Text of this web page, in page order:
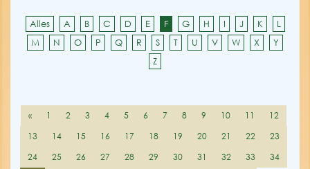
Alles A B C D E F G H I J K
L
M
N O P Q R S T U V W X
Y
Z
« 1 2 3 4 5 6 7 8 9 10 11
12
13
14 15 16 17 18 19 20 21 22
23
24
25 26 27 28 29 30 31 32 33
34